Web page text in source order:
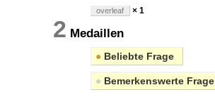
overleaf × 1
2 Medaillen
● Beliebte Frage
● Bemerkenswerte Frage